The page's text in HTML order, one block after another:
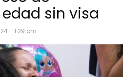
sin visa
- 1:29 pm